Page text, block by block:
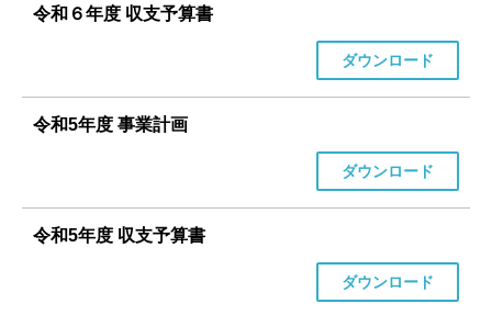
令和６年度 収支予算書
ダウンロード
令和5年度 事業計画
ダウンロード
令和5年度 収支予算書
ダウンロード